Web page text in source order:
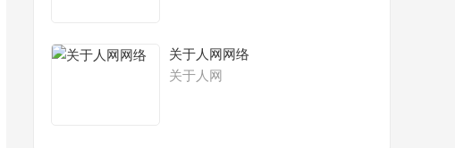
关于人网网络
关于人网